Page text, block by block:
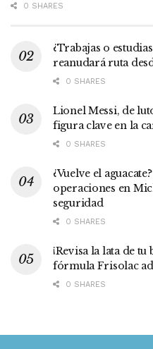
0 SHARES
¿Trabajas o
reanudará ruta
0 SHARES
Lionel Messi, de
figura clave en la
0 SHARES
¿Vuelve el
operaciones en
seguridad
0 SHARES
¡Revisa la lata de
fórmula Frisolac
0 SHARES